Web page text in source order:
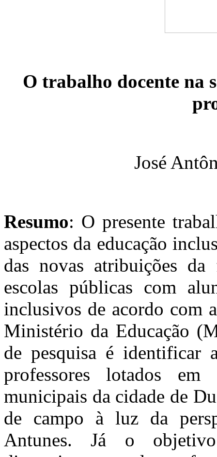
O trabalho docente na
José
Resumo: O presente
aspectos da educação
das novas atribuições
escolas públicas com
inclusivos de acordo com
Ministério da Educação
de pesquisa é identificar
professores lotados
municipais da cidade de
de campo à luz da
Antunes. Já o